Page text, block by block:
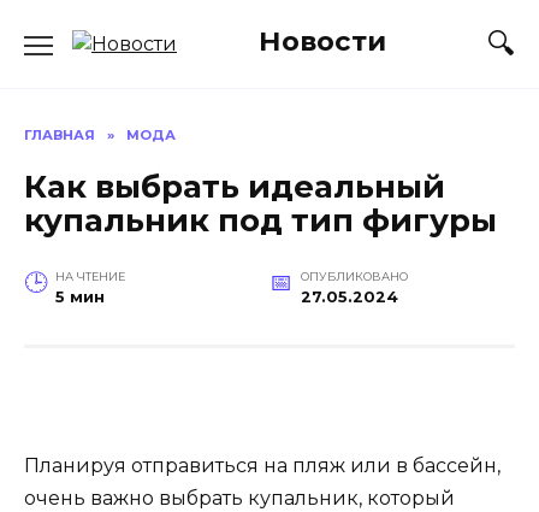
Новости
ГЛАВНАЯ » МОДА
Как выбрать идеальный
купальник под тип фигуры
НА ЧТЕНИЕ
5 мин
ОПУБЛИКОВАНО
27.05.2024
Планируя отправиться на пляж или в бассейн,
очень важно выбрать купальник, который